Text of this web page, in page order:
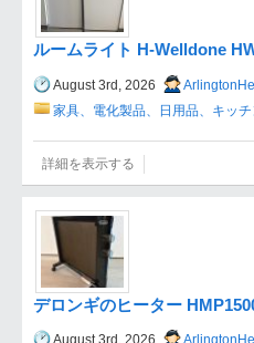
ルームライト H‑Welldone
August 3rd, 2026
家具、電化製品、日用品、キッ
詳細を表示する
デロンギのヒーター
August 3rd, 2026